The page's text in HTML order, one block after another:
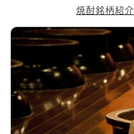
焼酎銘柄紹介